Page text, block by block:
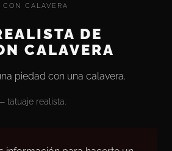
CON CALAVERA
DE
CALAVERA
piedad con una calavera.
tatuaje realista.